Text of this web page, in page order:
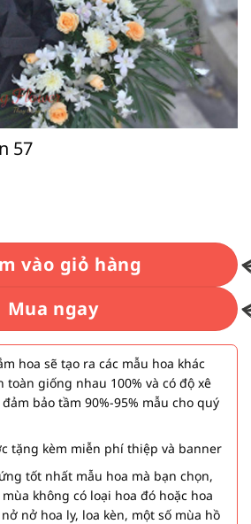
57
lượng
vào giỏ hàng
Mua ngay
hoa sẽ tạo ra các mẫu hoa khác
toàn giống nhau 100% và có độ xê
bảo tầm 90%-95% mẫu cho quý
tặng kèm miễn phí thiệp và banner
tốt nhất mẫu hoa mà bạn chọn,
không có loại hoa đó hoặc hoa
nở hoa ly, loa kèn, một số mùa hồ